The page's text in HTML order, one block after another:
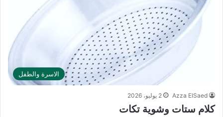
الاسرة والطفل
Azza ElSaed 2 يوليو، 2026
كلام ستات وشوية تكات